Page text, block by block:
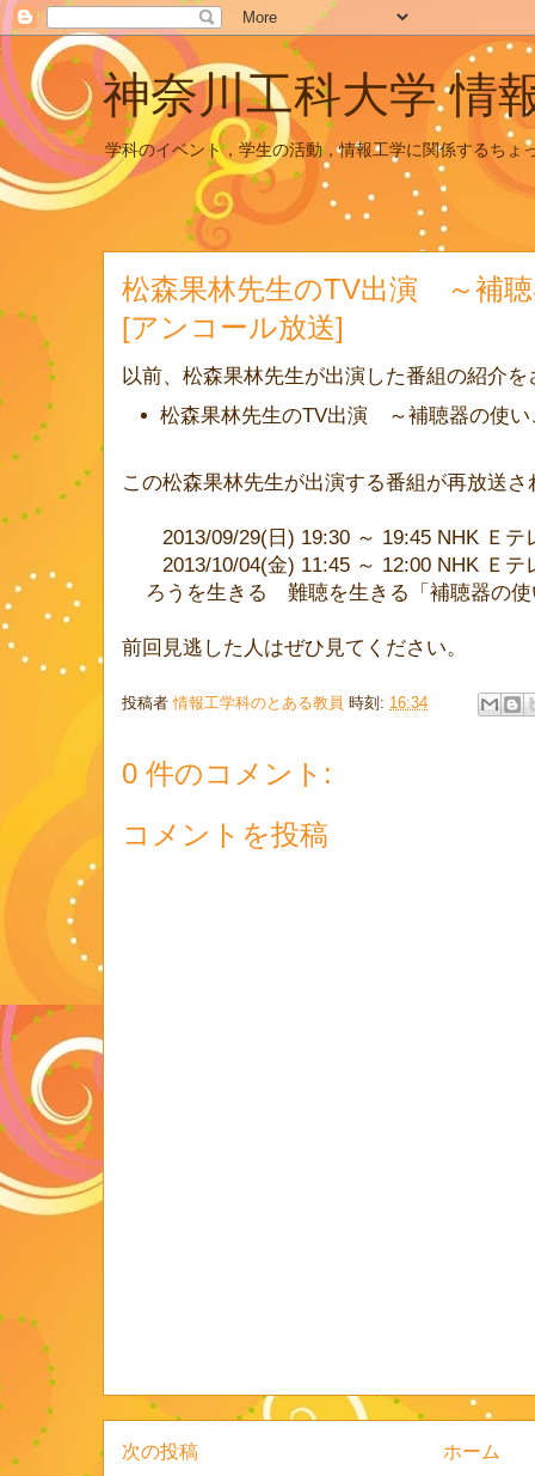
神奈川工科大学 情
学科のイベント，学生の活動，情報工学に関係するちょ
松森果林先生のTV出演 ～補
[アンコール放送]
以前、松森果林先生が出演した番組の紹介
松森果林先生のTV出演 ～補聴器の使い
この松森果林先生が出演する番組が再放送さ
2013/09/29(日) 19:30 ～ 19:45 NHK Ｅテ
2013/10/04(金) 11:45 ～ 12:00 NHK Ｅテ
ろうを生きる 難聴を生きる「補聴器の使
前回見逃した人はぜひ見てください。
投稿者情報工学科のとある教員 時刻: 16:34
0 件のコメント:
コメントを投稿
次の投稿 ホーム